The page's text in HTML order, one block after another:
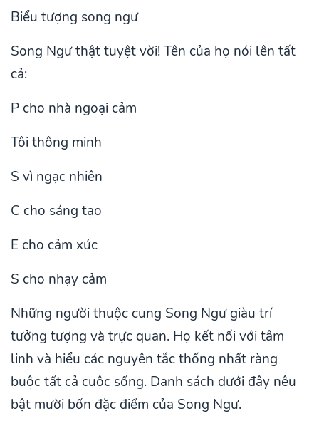
Biểu tượng song ngư
Song Ngư thật tuyệt vời! Tên của họ nói lên tất
cả:
P cho nhà ngoại cảm
Tôi thông minh
S vì ngạc nhiên
C cho sáng tạo
E cho cảm xúc
S cho nhạy cảm
Những người thuộc cung Song Ngư giàu trí
tưởng tượng và trực quan. Họ kết nối với tâm
linh và hiểu các nguyên tắc thống nhất ràng
buộc tất cả cuộc sống. Danh sách dưới đây nêu
bật mười bốn đặc điểm của Song Ngư.